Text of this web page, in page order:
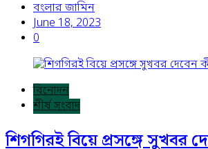
বংলার জামিন
June 18, 2023
0
বিনোদন
শীর্ষ সংবাদ
শিগগিরই বিয়ে প্রসঙ্গে সুখবর